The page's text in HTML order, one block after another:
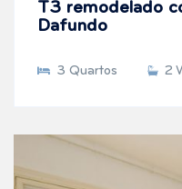
T3 remodelado
Dafundo
3 Quartos 2